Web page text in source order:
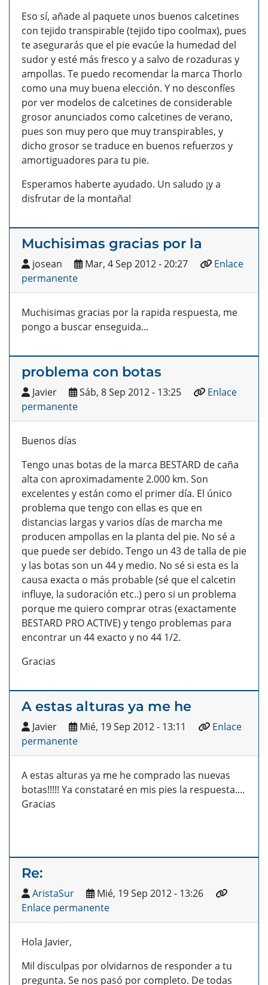
Eso sí, añade al paquete unos buenos calcetines
con tejido transpirable (tejido tipo coolmax), pues
te asegurarás que el pie evacúe la humedad del
sudor y esté más fresco y a salvo de rozaduras y
ampollas. Te puedo recomendar la marca Thorlo
como una muy buena elección. Y no desconfíes
por ver modelos de calcetines de considerable
grosor anunciados como calcetines de verano,
pues son muy pero que muy transpirables, y
dicho grosor se traduce en buenos refuerzos y
amortiguadores para tu pie.
Esperamos haberte ayudado. Un saludo ¡y a
disfrutar de la montaña!
Muchisimas gracias por la
josean Mar, 4 Sep 2012 - 20:27
Enlace
permanente
Muchisimas gracias por la rapida respuesta, me
pongo a buscar enseguida...
problema con botas
Javier Sáb, 8 Sep 2012 - 13:25
Enlace
permanente
Buenos días
Tengo unas botas de la marca BESTARD de caña
alta con aproximadamente 2.000 km. Son
excelentes y están como el primer día. El único
problema que tengo con ellas es que en
distancias largas y varios días de marcha me
producen ampollas en la planta del pie. No sé a
que puede ser debido. Tengo un 43 de talla de pie
y las botas son un 44 y medio. No sé si esta es la
causa exacta o más probable (sé que el calcetin
influye, la sudoración etc..) pero si un problema
porque me quiero comprar otras (exactamente
BESTARD PRO ACTIVE) y tengo problemas para
encontrar un 44 exacto y no 44 1/2.
Gracias
A estas alturas ya me he
Javier Mié, 19 Sep 2012 - 13:11
Enlace
permanente
A estas alturas ya me he comprado las nuevas
botas!!!!! Ya constataré en mis pies la respuesta....
Gracias
Re:
AristaSur
Mié, 19 Sep 2012 - 13:26
Enlace permanente
Hola Javier,
Mil disculpas por olvidarnos de responder a tu
pregunta. Se nos pasó por completo. De todas